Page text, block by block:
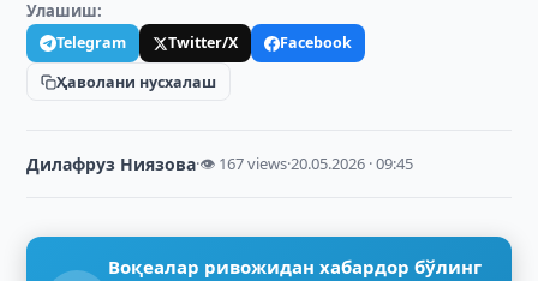
Улашиш:
Telegram Twitter/X
Facebook
Ҳаволани нусхалаш
Дилафруз Ниязова·👁 167 views·20.05.2026 · 09:45
Воқеалар ривожидан хабардор бўлинг